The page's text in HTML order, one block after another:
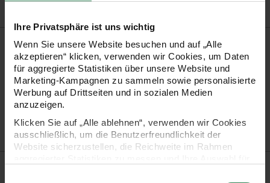
Ihre Privatsphäre ist uns wichtig
Wenn Sie unsere Website besuchen und auf „Alle
akzeptieren“ klicken, verwenden wir Cookies, um Daten
für aggregierte Statistiken über unsere Website und
Marketing-Kampagnen zu sammeln sowie personalisierte
Werbung auf Drittseiten und in sozialen Medien
anzuzeigen.
Klicken Sie auf „Alle ablehnen“, verwenden wir Cookies
ausschließlich, um die Benutzerfreundlichkeit der
Website sicherzustellen, die Reichweite im Rahmen
Produktinformation
Material 100% Polyester
Artikel-Nr. 99001.91.42
Bestell-Nr.3289570
Produktbeschreibung